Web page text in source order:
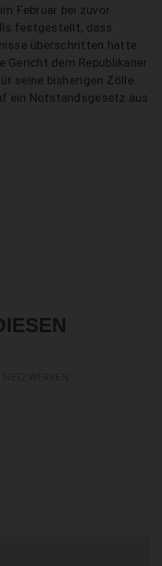
Februar bei zuvor
festgestellt, dass
überschritten hatte.
dem Republikaner
seine bisherigen Zölle.
ein Notstandsgesetz aus